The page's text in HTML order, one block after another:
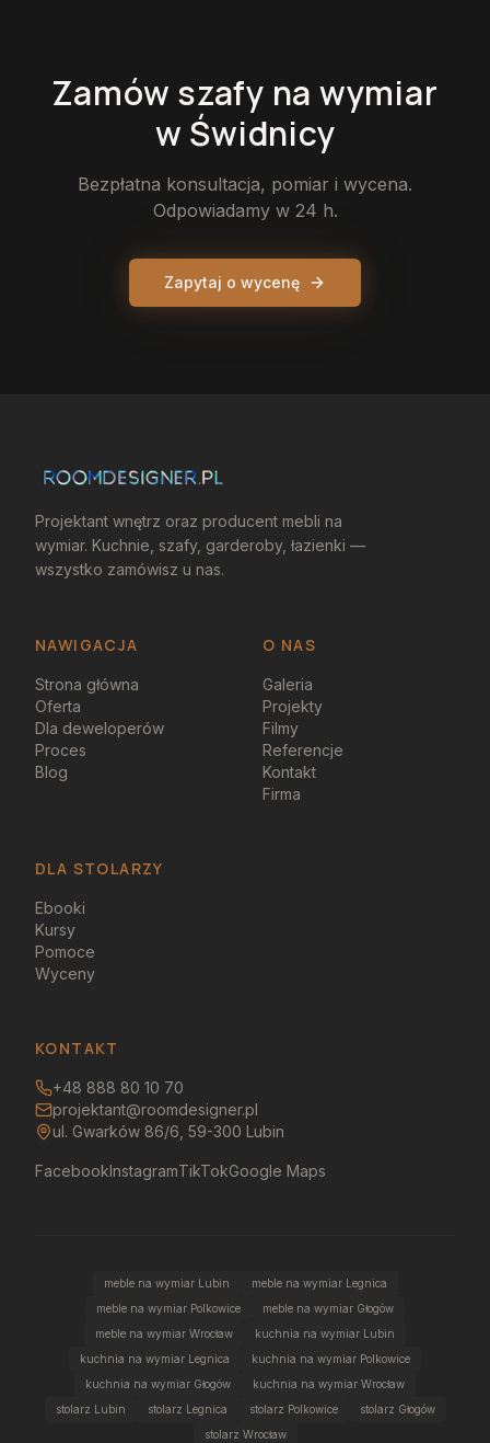
Zamów szafy na wymiar
w Świdnicy
Bezpłatna konsultacja, pomiar i wycena.
Odpowiadamy w 24 h.
Zapytaj o wycenę
Projektant wnętrz oraz producent mebli na
wymiar. Kuchnie, szafy, garderoby, łazienki —
wszystko zamówisz u nas.
NAWIGACJA O NAS
Strona główna
Oferta
Dla deweloperów
Proces
Blog
Galeria
Projekty
Filmy
Referencje
Kontakt
Firma
DLA STOLARZY
Ebooki
Kursy
Pomoce
Wyceny
KONTAKT
+48 888 80 10 70
projektant@roomdesigner.pl
ul. Gwarków 86/6, 59-300 Lubin
FacebookInstagramTikTokGoogle Maps
meble na wymiar Lubin
meble na wymiar Legnica
meble na wymiar Polkowice
meble na wymiar Głogów
meble na wymiar Wrocław
kuchnia na wymiar Lubin
kuchnia na wymiar Legnica
kuchnia na wymiar Polkowice
kuchnia na wymiar Głogów
kuchnia na wymiar Wrocław
stolarz Lubin
stolarz Legnica stolarz Polkowice
stolarz Głogów
stolarz Wrocław